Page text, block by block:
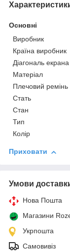
Основні
Виробник
Країна виробник
Діагональ
Матеріал
Плечовий ремінь
Стать
Стан
Тип
Колір
Приховати
Умови
Нова Пошта
Магазини
Укрпошта
Самовивіз